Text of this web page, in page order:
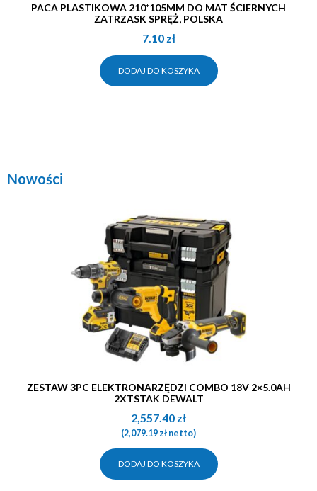
PACA PLASTIKOWA 210*105MM DO MAT ŚCIERNYCH
ZATRZASK SPRĘŻ, POLSKA
7.10 zł
DODAJ DO KOSZYKA
Nowości
ZESTAW 3PC ELEKTRONARZĘDZI COMBO 18V 2×5.0AH
2XTSTAK DEWALT
2,557.40 zł
(2,079.19złnetto)
DODAJ DO KOSZYKA